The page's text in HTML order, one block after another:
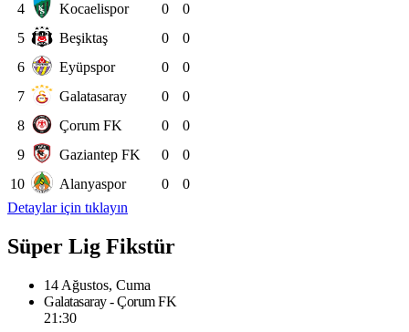
4
Kocaelispor 0
0
5
Beşiktaş 0
0
6
Eyüpspor 0
0
7
Galatasaray 0
0
8
Çorum FK 0
0
9
Gaziantep FK 0
0
10
Alanyaspor 0
0
Detaylar için tıklayın
Süper Lig Fikstür
14 Ağustos, Cuma
Galatasaray - Çorum FK
21:30